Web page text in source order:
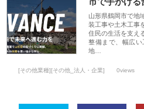
山形県鶴岡市で地
装工事や土木工事
住民の生活を支え
整備まで、幅広い
地…
[その他業種][その他_法人・企業] 0views